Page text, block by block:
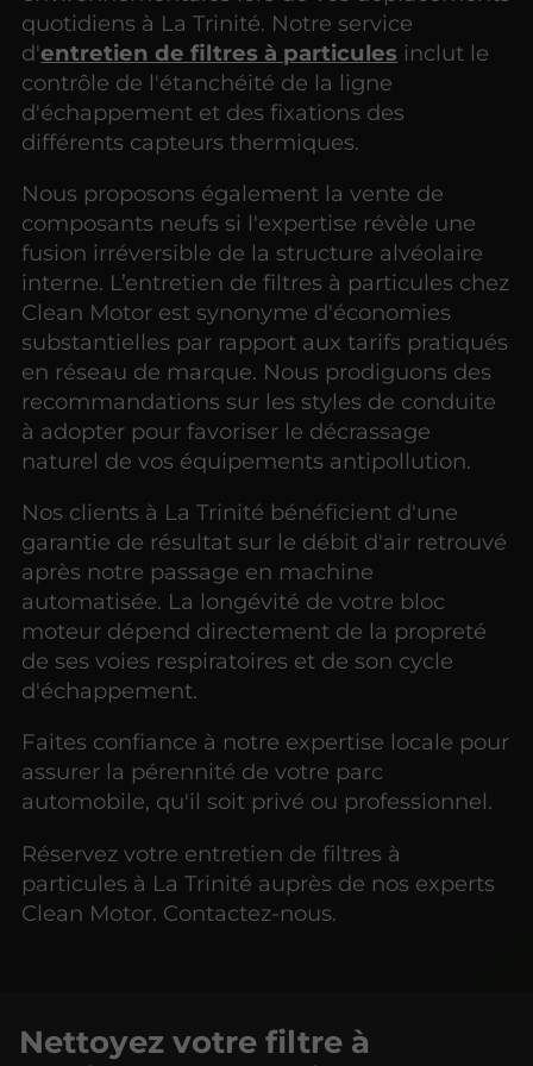
quotidiens à La Trinité. Notre service
d'entretien de filtres à particules inclut le
contrôle de l'étanchéité de la ligne
d'échappement et des fixations des
différents capteurs thermiques.
Nous proposons également la vente de
composants neufs si l'expertise révèle une
fusion irréversible de la structure alvéolaire
interne. L’entretien de filtres à particules chez
Clean Motor est synonyme d'économies
substantielles par rapport aux tarifs pratiqués
en réseau de marque. Nous prodiguons des
recommandations sur les styles de conduite
à adopter pour favoriser le décrassage
naturel de vos équipements antipollution.
Nos clients à La Trinité bénéficient d'une
garantie de résultat sur le débit d'air retrouvé
après notre passage en machine
automatisée. La longévité de votre bloc
moteur dépend directement de la propreté
de ses voies respiratoires et de son cycle
d'échappement.
Faites confiance à notre expertise locale pour
assurer la pérennité de votre parc
automobile, qu'il soit privé ou professionnel.
Réservez votre entretien de filtres à
particules à La Trinité auprès de nos experts
Clean Motor. Contactez-nous.
Nettoyez votre filtre à